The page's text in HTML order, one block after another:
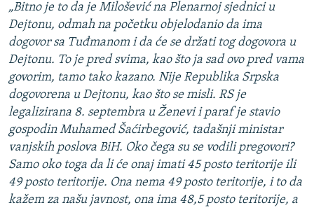
„Bitno je to da je Milošević na Plenarnoj sjednici u
Dejtonu, odmah na početku objelodanio da ima
dogovor sa Tuđmanom i da će se držati tog dogovora u
Dejtonu. To je pred svima, kao što ja sad ovo pred vama
govorim, tamo tako kazano. Nije Republika Srpska
dogovorena u Dejtonu, kao što se misli. RS je
legalizirana 8. septembra u Ženevi i paraf je stavio
gospodin Muhamed Šaćirbegović, tadašnji ministar
vanjskih poslova BiH. Oko čega su se vodili pregovori?
Samo oko toga da li će onaj imati 45 posto teritorije ili
49 posto teritorije. Ona nema 49 posto teritorije, i to da
kažem za našu javnost, ona ima 48,5 posto teritorije, a